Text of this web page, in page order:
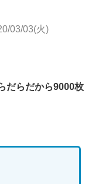
03/03(火)
だらだから9000枚